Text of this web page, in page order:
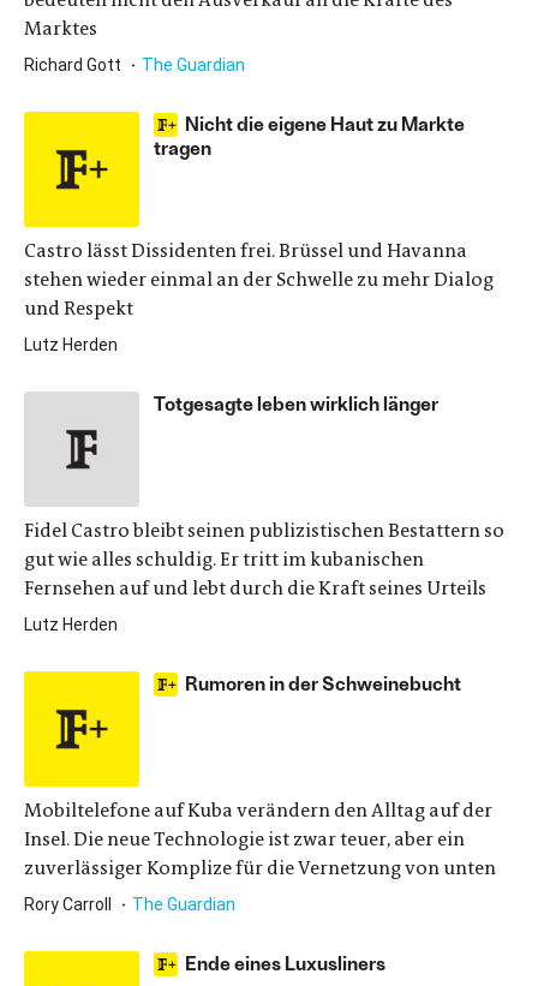
Marktes
Richard Gott The Guardian
Nicht die eigene Haut zu Markte
tragen
Castro lässt Dissidenten frei. Brüssel und ­Havanna
stehen wieder ­einmal an der Schwelle zu mehr Dialog
und Respekt
Lutz Herden
Totgesagte leben wirklich länger
Fidel Castro bleibt seinen publizistischen Bestattern so
gut wie alles schuldig. Er tritt im kubanischen
Fernsehen auf und lebt durch die Kraft seines Urteils
Lutz Herden
Rumoren in der Schweinebucht
Mobiltelefone auf Kuba verändern den Alltag auf der
Insel. Die neue Technologie ist zwar teuer, aber ein
zuverlässiger Komplize für die Vernetzung von unten
Rory Carroll The Guardian
Ende eines Luxusliners